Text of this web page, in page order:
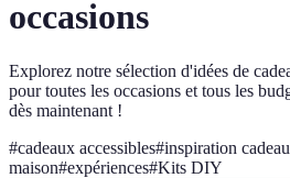
occasions
Explorez notre sélection d'idées de
pour toutes les occasions et tous les
dès maintenant !
#cadeaux accessibles#inspiration
maison#expériences#Kits DIY